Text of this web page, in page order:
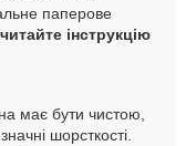
паперове
інструкцію
має бути чистою,
шорсткості.